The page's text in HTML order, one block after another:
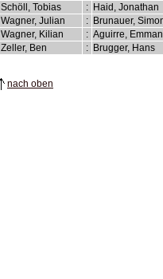
Schöll, Tobias
: Haid, Jonathan
Wagner, Julian
: Brunauer,
Wagner, Kilian
: Aguirre,
Zeller, Ben
: Brugger, Hans
nach oben